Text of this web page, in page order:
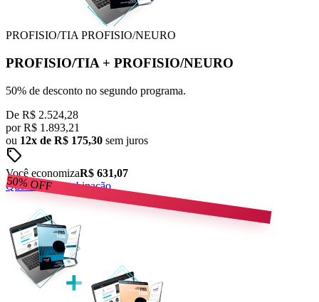
PROFISIO/TIA PROFISIO/NEURO
PROFISIO/TIA + PROFISIO/NEURO
50% de desconto no segundo programa.
De R$ 2.524,28
por R$ 1.893,21
ou 12x de R$ 175,30 sem juros
sell
Você economizaR$ 631,07
Quero esta combinação
50%OFF